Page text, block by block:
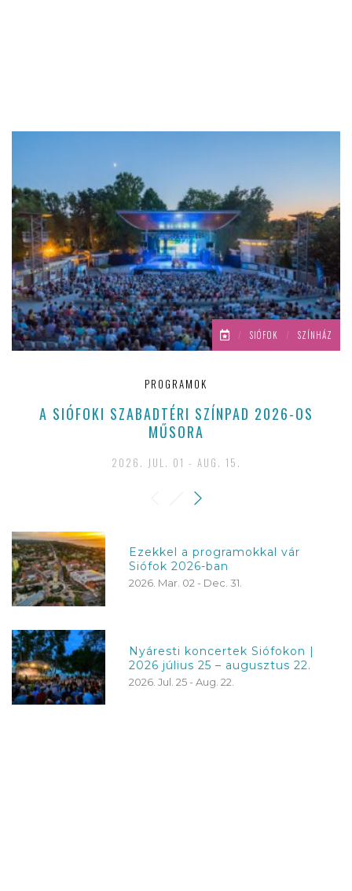
/ SIÓFOK / SZÍNHÁZ
PROGRAMOK
A SIÓFOKI SZABADTÉRI SZÍNPAD 2026-OS
MŰSORA
2026. JUL. 01 - AUG. 15.
Ezekkel a programokkal vár
Siófok 2026-ban
2026. Mar. 02 - Dec. 31.
Nyáresti koncertek Siófokon |
2026 július 25 – augusztus 22.
2026. Jul. 25 - Aug. 22.